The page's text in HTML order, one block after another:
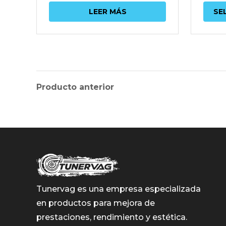
LEER MÁS
Producto anterior
Tunervag es una empresa especializada
en productos para mejora de
prestaciones, rendimiento y estética.